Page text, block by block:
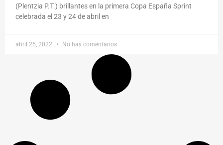
(Plentzia P.T.) brillantes en la primera Copa España Sprint
celebrada el 23 y 24 de abril en
abril 25, 2022 No hay comentarios